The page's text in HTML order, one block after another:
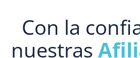
Con la
nuestras